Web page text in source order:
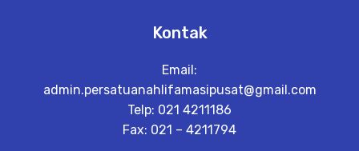
Kontak
Email:
admin.persatuanahlifamasipusat@gmail.com
Telp: 021 4211186
Fax: 021 – 4211794